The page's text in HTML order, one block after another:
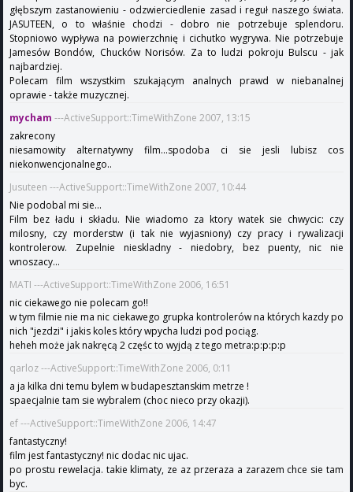
głębszym zastanowieniu - odzwierciedlenie zasad i reguł naszego świata.
JASUTEEN, o to właśnie chodzi - dobro nie potrzebuje splendoru.
Stopniowo wypływa na powierzchnię i cichutko wygrywa. Nie potrzebuje
Jamesów Bondów, Chucków Norisów. Za to ludzi pokroju Bulscu - jak
najbardziej.
Polecam film wszystkim szukającym analnych prawd w niebanalnej
oprawie - także muzycznej.
mycham ---ActiveSupport::TimeWithZone 2007, 13:15
zakrecony
niesamowity alternatywny film...spodoba ci sie jesli lubisz cos
niekonwencjonalnego..
Jusuteen ---ActiveSupport::TimeWithZone 2007, 10:44
Nie podobal mi sie...
Film bez ładu i składu. Nie wiadomo za ktory watek sie chwycic: czy
milosny, czy morderstw (i tak nie wyjasniony) czy pracy i rywalizacji
kontrolerow. Zupelnie nieskladny - niedobry, bez puenty, nic nie
wnoszacy...
MATI ---ActiveSupport::TimeWithZone 2006, 16:51
nic ciekawego nie polecam go!!
w tym filmie nie ma nic ciekawego grupka kontrolerów na których kazdy po
nich "jezdzi" i jakis koles który wpycha ludzi pod pociąg.
heheh może jak nakręcą 2 częśc to wyjdą z tego metra:p:p:p:p
qarloz ---ActiveSupport::TimeWithZone 2006, 0:11
a ja kilka dni temu bylem w budapesztanskim metrze !
spaecjalnie tam sie wybralem (choc nieco przy okazji).
ef ---ActiveSupport::TimeWithZone 2006, 14:47
fantastyczny!
film jest fantastyczny! nic dodac nic ujac.
po prostu rewelacja. takie klimaty, ze az przeraza a zarazem chce sie tam
byc.